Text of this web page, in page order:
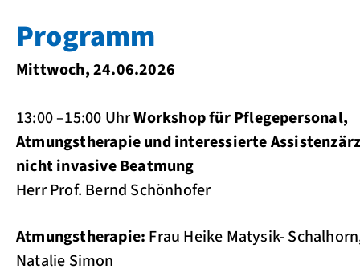
Programm
Mittwoch, 24.06.2026
13:00 –15:00 UhrWorkshop für Pflegepersonal,
Atmungstherapie und interessierte
nicht invasive Beatmung
Herr Prof. Bernd Schönhofer
Atmungstherapie: Frau Heike Matysik-
Natalie Simon